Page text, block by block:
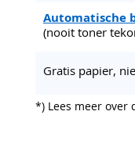
Automatische
(nooit toner
Gratis papier,
*) Lees meer over